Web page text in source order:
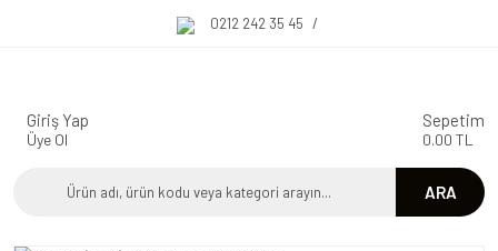
0212 242 35 45 /
ARA
Giriş Yap
Üye Ol
Sepetim
0.00 TL